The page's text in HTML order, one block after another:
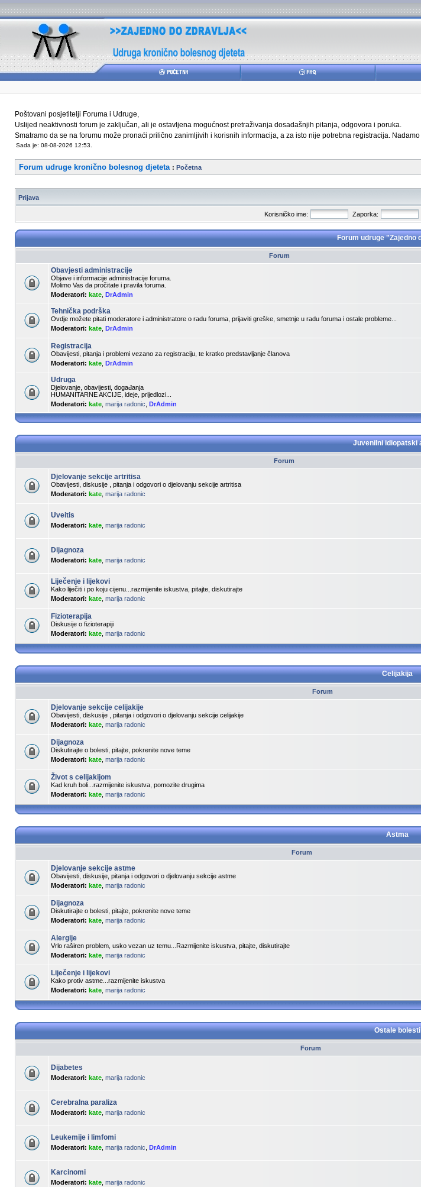
Poštovani posjetitelji Foruma i Udruge,
Uslijed neaktivnosti forum je zaključan, ali je ostavljena mogućnost pretraživanja dosadašnjih pitanja, odgovora i poruka.
Smatramo da se na forumu može pronaći prilično zanimljivih i korisnih informacija, a za isto nije potrebna registracija.
Sada je: 08-08-2026 12:53.
Forum udruge kronično bolesnog djeteta : Početna
Prijava
Korisničko ime: Zaporka:
Forum udruge "Zajedno
Forum
Obavjesti administracije
Objave i informacije administracije foruma.
Molimo Vas da pročitate i pravila foruma.
Moderatori: kate DrAdmin
Tehnička podrška
Ovdje možete pitati moderatore i administratore o radu foruma, prijaviti greške, smetnje u radu foruma i ostale probleme...
Moderatori: kate DrAdmin
Registracija
Obavijesti, pitanja i problemi vezano za registraciju, te kratko predstavljanje članova
Moderatori: kate DrAdmin
Udruga
Djelovanje, obavijesti, događanja
HUMANITARNE AKCIJE, ideje, prijedlozi...
Moderatori: kate marija radonic DrAdmin
Juvenilni idiopatski
Forum
Djelovanje sekcije artritisa
Obavijesti, diskusije , pitanja i odgovori o djelovanju sekcije artritisa
Moderatori: kate marija radonic
Uveitis
Moderatori: kate marija radonic
Dijagnoza
Moderatori: kate marija radonic
Liječenje i lijekovi
Kako liječiti i po koju cijenu...razmijenite iskustva, pitajte, diskutirajte
Moderatori: kate marija radonic
Fizioterapija
Diskusije o fizioterapiji
Moderatori: kate marija radonic
Celijakija
Forum
Djelovanje sekcije celijakije
Obavijesti, diskusije , pitanja i odgovori o djelovanju sekcije celijakije
Moderatori: kate marija radonic
Dijagnoza
Diskutirajte o bolesti, pitajte, pokrenite nove teme
Moderatori: kate marija radonic
Život s celijakijom
Kad kruh boli...razmijenite iskustva, pomozite drugima
Moderatori: kate marija radonic
Astma
Forum
Djelovanje sekcije astme
Obavijesti, diskusije, pitanja i odgovori o djelovanju sekcije astme
Moderatori: kate marija radonic
Dijagnoza
Diskutirajte o bolesti, pitajte, pokrenite nove teme
Moderatori: kate marija radonic
Alergije
Vrlo raširen problem, usko vezan uz temu...Razmijenite iskustva, pitajte, diskutirajte
Moderatori: kate marija radonic
Liječenje i lijekovi
Kako protiv astme...razmijenite iskustva
Moderatori: kate marija radonic
Ostale bolesti
Forum
Dijabetes
Moderatori: kate marija radonic
Cerebralna paraliza
Moderatori: kate marija radonic
Leukemije i limfomi
Moderatori: kate marija radonic DrAdmin
Karcinomi
Moderatori: kate marija radonic